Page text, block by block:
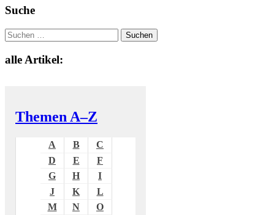
Suche
Suchen nach:
alle Artikel:
Themen A–Z
A B
C
D
E
F
G
H
I
J
K
L
M
N
O